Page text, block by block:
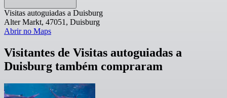
Visitas autoguiadas a Duisburg
Alter Markt, 47051, Duisburg
Abrir no Maps
Visitantes de Visitas autoguiadas a
Duisburg também compraram